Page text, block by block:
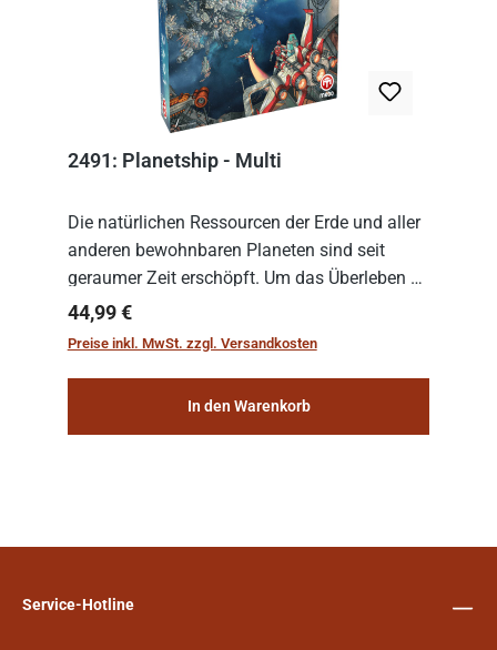
2491: Planetship - Multi
Die natürlichen Ressourcen der Erde und aller
anderen bewohnbaren Planeten sind seit
geraumer Zeit erschöpft. Um das Überleben zu
sichern, wurden die sogenannten
„Weltenschiffe“ gebaut. Auf diesen
Regulärer Preis:
44,99 €
Preise inkl. MwSt. zzgl. Versandkosten
In den Warenkorb
Service-Hotline